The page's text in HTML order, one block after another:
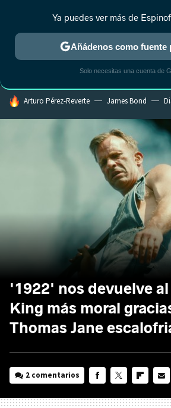
MENÚ
ESTRENOS REALITY ANIME
HOY SE HABLA DE
Arturo Pérez-Reverte James Bond
'1922' nos devuelve
King más moral
Thomas Jane
2 comentarios
Ya puedes ver más de
Añádenos como fuente
Solo necesitas una cuenta de